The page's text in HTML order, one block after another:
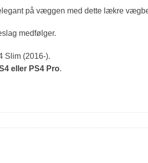
på væggen med dette lækre
medfølger.
Slim (2016-).
eller PS4 Pro.